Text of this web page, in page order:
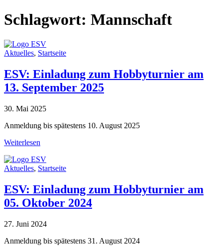
Schlagwort: Mannschaft
Aktuelles, Startseite
ESV: Einladung zum Hobbyturnier am
13. September 2025
30. Mai 2025
Anmeldung bis spätestens 10. August 2025
Weiterlesen
Aktuelles, Startseite
ESV: Einladung zum Hobbyturnier am
05. Oktober 2024
27. Juni 2024
Anmeldung bis spätestens 31. August 2024